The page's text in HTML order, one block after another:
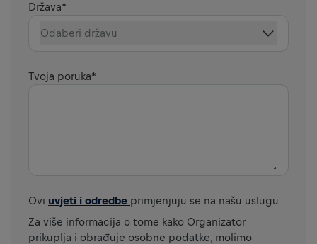
Država*
Odaberi državu
Tvoja poruka*
Ovi uvjeti i odredbe primjenjuju se na našu uslugu
Za više informacija o tome kako Organizator
prikuplja i obrađuje osobne podatke, molimo